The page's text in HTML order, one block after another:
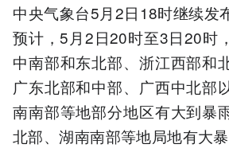
中央气象台5月2日18时继续发
预计，5月2日20时至3日20时
中南部和东北部、浙江西部和
广东北部和中部、广西中北部
南南部等地部分地区有大到暴
北部、湖南南部等地局地有大